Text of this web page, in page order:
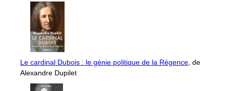
Le cardinal Dubois : le génie politique de la Régence , de
Alexandre Dupilet